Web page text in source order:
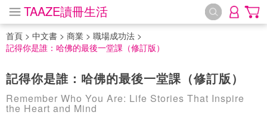
TAAZE讀冊生活
首頁 > 中文書 > 商業 > 職場成功法 >
記得你是誰：哈佛的最後一堂課（修訂版）
記得你是誰：哈佛的最後一堂課（修訂版）
Remember Who You Are: Life Stories That Inspire
the Heart and Mind